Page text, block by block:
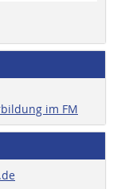
im FM